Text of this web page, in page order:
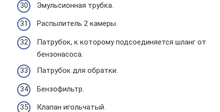
Эмульсионная трубка.
Распылитель 2 камеры.
Патрубок, к которому подсоединяется шланг от
бензонасоса.
Патрубок для обратки.
Бензофильтр.
Клапан игольчатый.